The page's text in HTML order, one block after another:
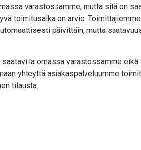
varastossamme, mutta sitä on
toimitusaika on arvio.
päivittäin, mutta
omassa varastossamme eikä
yhteyttä asiakaspalveluumme
tilausta.